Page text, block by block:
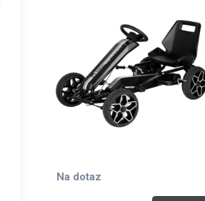
Na dotaz